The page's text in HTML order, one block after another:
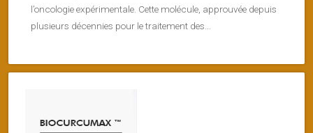
l’oncologie expérimentale. Cette molécule, approuvée depuis
plusieurs décennies pour le traitement des...